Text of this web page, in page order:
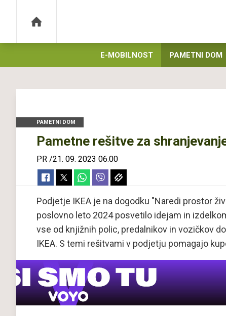
E-MOBILNOST PAMETNI DOM
PAMETNI DOM
Pametne rešitve za
PR /21. 09. 2023 06.00
Podjetje IKEA je na dogodku "Naredi prostor
poslovno leto 2024 posvetilo idejam in
vse od knjižnih polic, predalnikov in vozičkov
IKEA. S temi rešitvami v podjetju pomagajo